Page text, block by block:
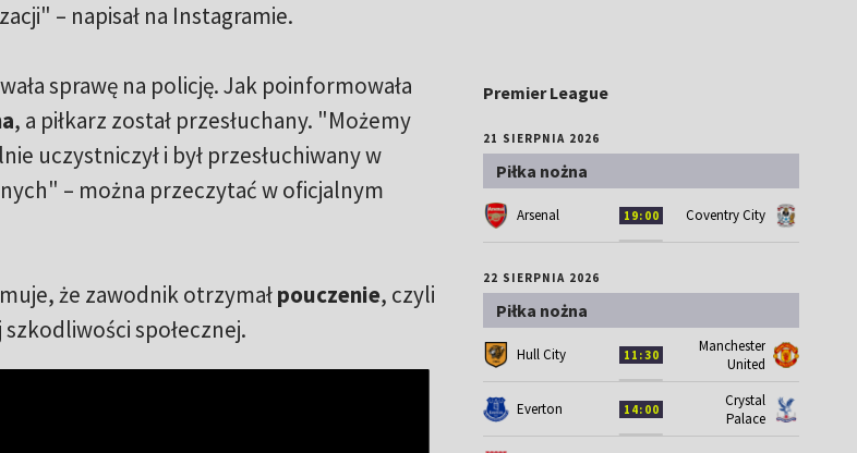
– napisał na Instagramie.
sprawę na policję. Jak poinformowała
, a piłkarz został przesłuchany. "Możemy
uczystniczył i był przesłuchiwany w
– można przeczytać w oficjalnym
że zawodnik otrzymałpouczenie, czyli
społecznej.
Premier League
21 SIERPNIA 2026
Piłka nożna
Arsenal 19:00 Coventry City
22 SIERPNIA 2026
Piłka nożna
Hull City 11:30
Manchester
United
Everton 14:00
Crystal
Palace